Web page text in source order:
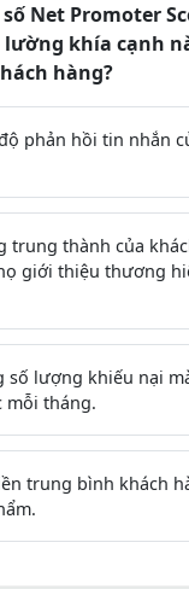
Net Promoter
lường khía cạnh
hàng?
phản hồi tin nhắn
trung thành của
giới thiệu thương
số lượng khiếu nại
mỗi tháng.
trung bình khách